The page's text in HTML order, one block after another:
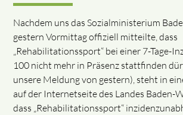
Nachdem uns das Sozialministerium
gestern Vormittag offiziell mitteilte, dass
„Rehabilitationssport“ bei einer 7-Tage-
100 nicht mehr in Präsenz stattfinden
unsere Meldung von gestern), steht in
auf der Internetseite des Landes Baden-
dass „Rehabilitationssport“